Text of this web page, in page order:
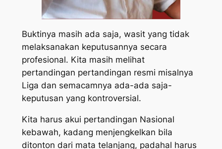
Buktinya masih ada saja, wasit yang tidak
melaksanakan keputusannya secara
profesional. Kita masih melihat
pertandingan pertandingan resmi misalnya
Liga dan semacamnya ada-ada saja-
keputusan yang kontroversial.
Kita harus akui pertandingan Nasional
kebawah, kadang menjengkelkan bila
ditonton dari mata telanjang, padahal harus